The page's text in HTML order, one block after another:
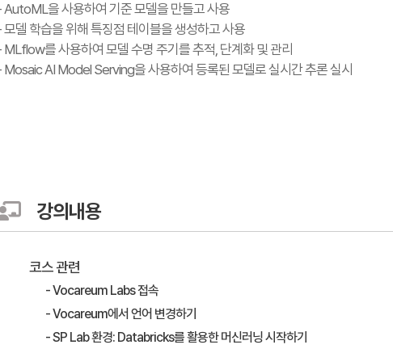
AutoML을 사용하여 기준 모델을 만들고 사용
모델 학습을 위해 특징점 테이블을 생성하고 사용
MLflow를 사용하여 모델 수명 주기를 추적, 단계화 및 관리
Mosaic AI Model Serving을 사용하여 등록된 모델로 실시간 추론 실시
강의내용
코스 관련
- Vocareum Labs 접속
- Vocareum에서 언어 변경하기
- SP Lab 환경: Databricks를 활용한 머신러닝 시작하기